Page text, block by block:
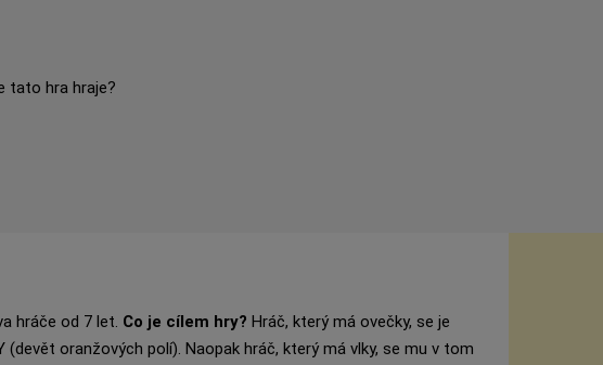
tato hra hraje?
hráče od 7 let. Co je cílem hry? Hráč, který má ovečky, se je
(devět oranžových polí). Naopak hráč, který má vlky, se mu v tom